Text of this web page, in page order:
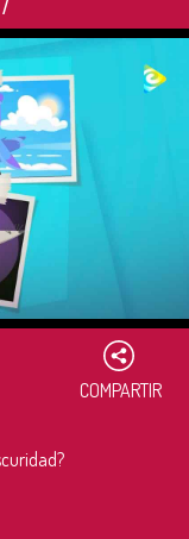
COMPARTIR